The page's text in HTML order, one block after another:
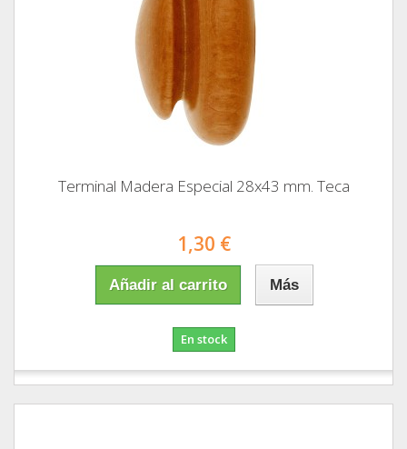
Terminal Madera Especial 28x43 mm. Teca
1,30 €
Añadir al carrito Más
En stock